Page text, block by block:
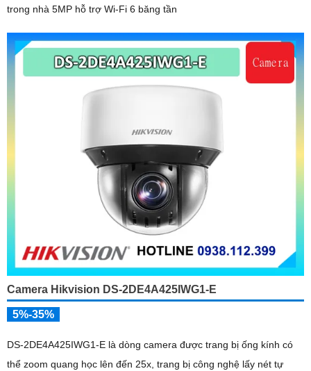
trong nhà 5MP hỗ trợ Wi-Fi 6 băng tần
Camera Hikvision DS-2DE4A425IWG1-E
5%-35%
DS-2DE4A425IWG1-E là dòng camera được trang bị ống kính có
thể zoom quang học lên đến 25x, trang bị công nghệ lấy nét tự